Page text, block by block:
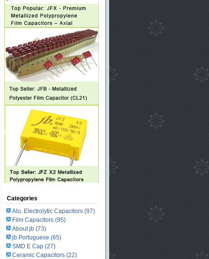
Categories
Alu. Electrolytic Capacitors(97)
Film Capacitors(95)
About jb(73)
jb Portuguese (65)
SMD E Cap(27)
Ceramic Capacitors(22)